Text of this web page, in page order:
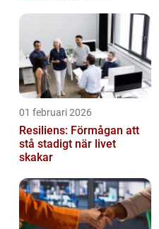
01 februari 2026
Resiliens: Förmågan att
stå stadigt när livet
skakar